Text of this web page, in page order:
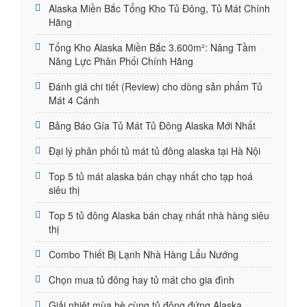
Alaska Miền Bắc Tổng Kho Tủ Đông, Tủ Mát Chính
Hãng
Tổng Kho Alaska Miền Bắc 3.600m²: Nâng Tầm
Năng Lực Phân Phối Chính Hãng
Đánh giá chi tiết (Review) cho dòng sản phẩm Tủ
Mát 4 Cánh
Bảng Báo Gía Tủ Mát Tủ Đông Alaska Mới Nhất
Đại lý phân phối tủ mát tủ đông alaska tại Hà Nội
Top 5 tủ mát alaska bán chạy nhất cho tạp hoá
siêu thị
Top 5 tủ đông Alaska bán chaỵ nhất nhà hàng siêu
thị
Combo Thiết Bị Lạnh Nhà Hàng Lẩu Nướng
Chọn mua tủ đông hay tủ mát cho gia đình